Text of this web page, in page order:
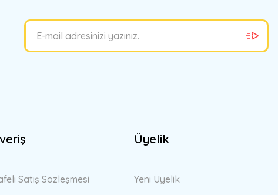
Satış Sözleşmesi
Üyelik
Yeni Üyelik